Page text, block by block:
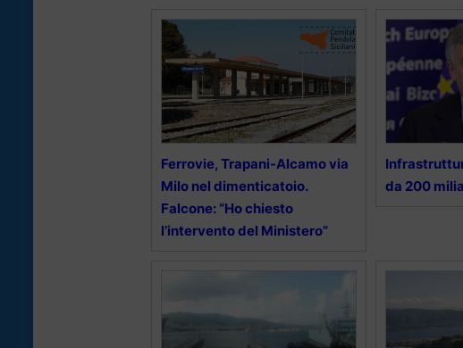
Ferrovie, Trapani-Alcamo via
Milo nel dimenticatoio.
Falcone: “Ho chiesto
l’intervento del Ministero”
da 200